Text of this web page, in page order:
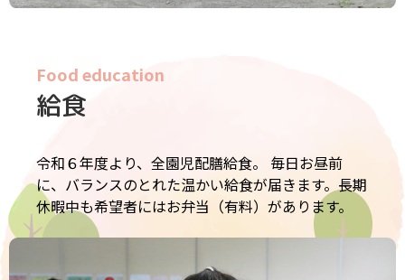
Food education
給食
令和６年度より、全園児配膳給食。 毎日お昼前
に、バランスのとれた温かい給食が届きます。長期
休暇中も希望者にはお弁当（有料）があります。